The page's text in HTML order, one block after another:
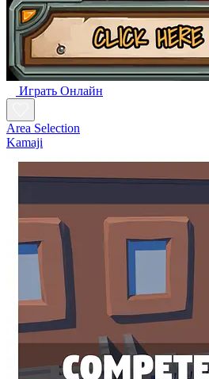
Играть Oнлайн
Area Selection
Kamaji